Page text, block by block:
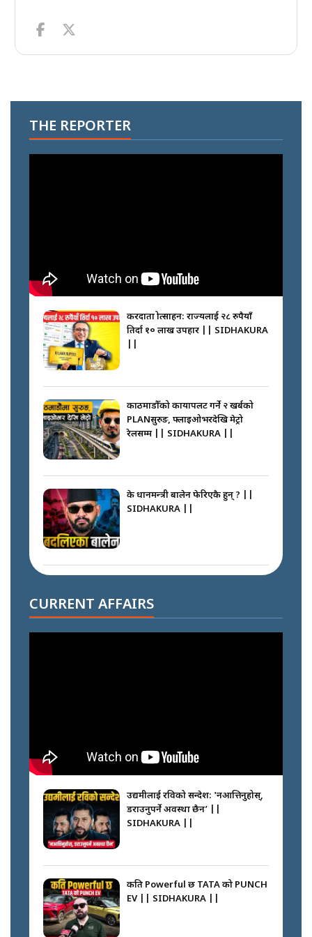
THE REPORTER
करदाता प्रोत्साहन: राज्यलाई २८ रुपैयाँ
तिर्दा १० लाख उपहार || SIDHAKURA
काठमाडौँको कायापलट गर्ने २ खर्बको
PLANसुरुङ, फ्लाइओभरदेखि मेट्रो
रेलसम्म || SIDHAKURA ||
के प्रधानमन्त्री बालेन फेरिएकै हुन् ? ||
SIDHAKURA ||
ब्रह्मलुट रोक्न बालेनले ल्याए नयाँ कानुन
|| SIDHAKURA ||
गोली ठोकेर पक्राउ गरिएको कर्मा ग्याङको
अपराध श्रृङ्खला || SIDHAKURA ||
सल्किएको आगो निभाउनेहरू ||
SIDHAKURA || THE REPORTER
||
CURRENT AFFAIRS
उद्यमीलाई रविको सन्देश: 'नआत्तिनुहोस्,
डराउनुपर्ने अवस्था छैन’ ||
SIDHAKURA ||
कति Powerful छ TATA को PUNCH
EV || SIDHAKURA ||